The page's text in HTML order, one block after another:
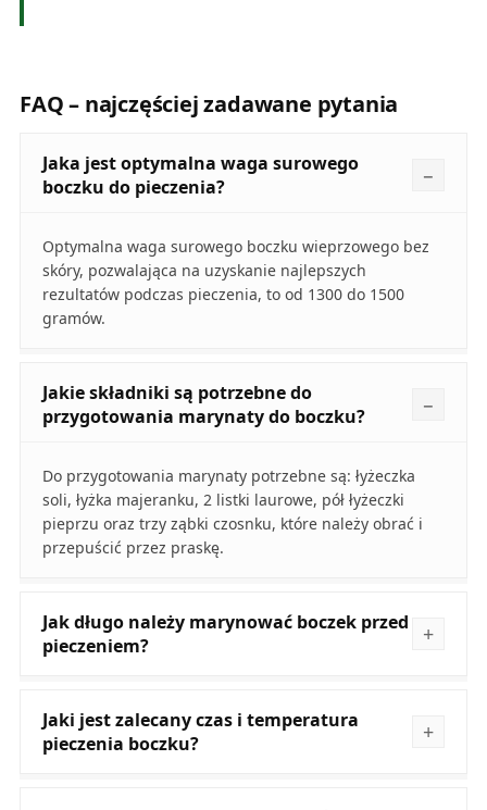
FAQ – najczęściej zadawane pytania
Jaka jest optymalna waga surowego
boczku do pieczenia?
Optymalna waga surowego boczku wieprzowego bez
skóry, pozwalająca na uzyskanie najlepszych
rezultatów podczas pieczenia, to od 1300 do 1500
gramów.
Jakie składniki są potrzebne do
przygotowania marynaty do boczku?
Do przygotowania marynaty potrzebne są: łyżeczka
soli, łyżka majeranku, 2 listki laurowe, pół łyżeczki
pieprzu oraz trzy ząbki czosnku, które należy obrać i
przepuścić przez praskę.
Jak długo należy marynować boczek przed
pieczeniem?
Jaki jest zalecany czas i temperatura
pieczenia boczku?